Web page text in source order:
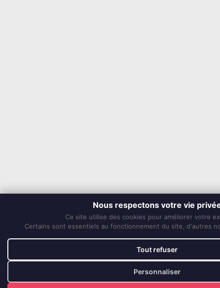
Nous respectons votre vie
Ce site utilise des cookies pour améliorer votre
Certains sont essentiels au fonctionnement du site, d'autres
Tout refuser
Personnaliser